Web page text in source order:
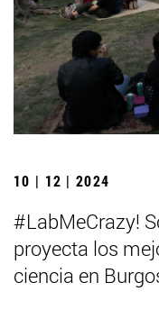
10 | 12 | 2024
#LabMeCrazy!
proyecta los
ciencia en